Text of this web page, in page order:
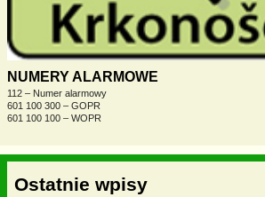
NUMERY ALARMOWE
112 – Numer alarmowy
601 100 300 – GOPR
601 100 100 – WOPR
Ostatnie wpisy